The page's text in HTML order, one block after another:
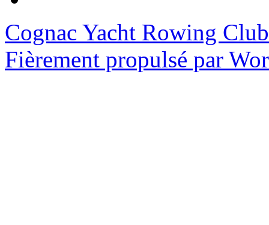
Cognac Yacht Rowing Club
Fièrement propulsé par